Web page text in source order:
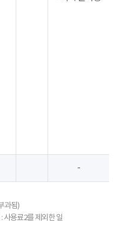
-
과됨)
사용료2를 제외한 일